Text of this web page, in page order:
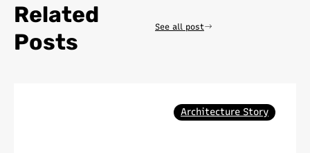
Related
Posts
See all post
Architecture Story